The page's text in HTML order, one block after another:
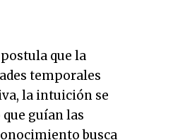
postula que la
temporales
la intuición se
guían las
busca